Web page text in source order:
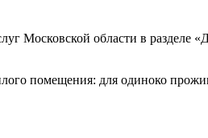
Московской области в
помещения: для одиноко